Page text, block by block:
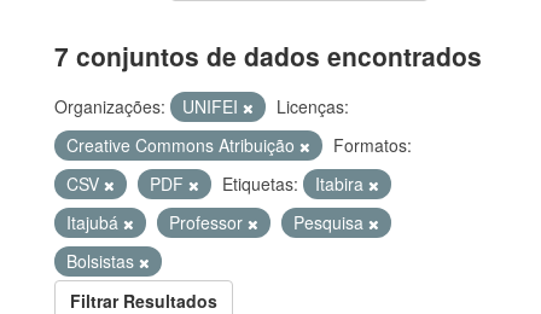
7 conjuntos de dados encontrados
Organizações: UNIFEI
Licenças:
Creative Commons Atribuição
Formatos:
CSV
PDF Etiquetas:
Itabira
Itajubá
Professor
Pesquisa
Bolsistas
Filtrar Resultados